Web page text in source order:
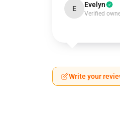
E Evelyn
Verified
Write your